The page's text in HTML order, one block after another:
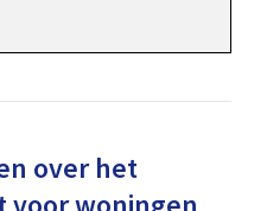
over het